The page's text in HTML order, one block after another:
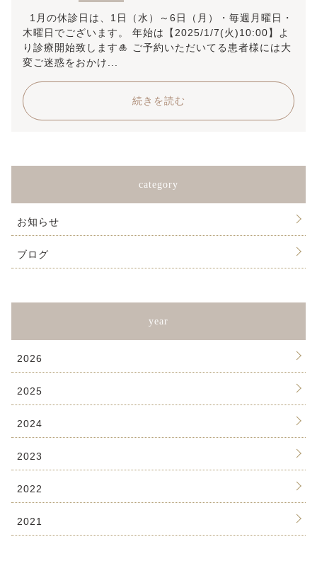
1月の休診日は、1日（水）～6日（月）・毎週月曜日・
木曜日でございます。 年始は【2025/1/7(火)10:00】よ
り診療開始致します🎍 ご予約いただいてる患者様には大
変ご迷惑をおかけ...
続きを読む
category
お知らせ
ブログ
year
2026
2025
2024
2023
2022
2021